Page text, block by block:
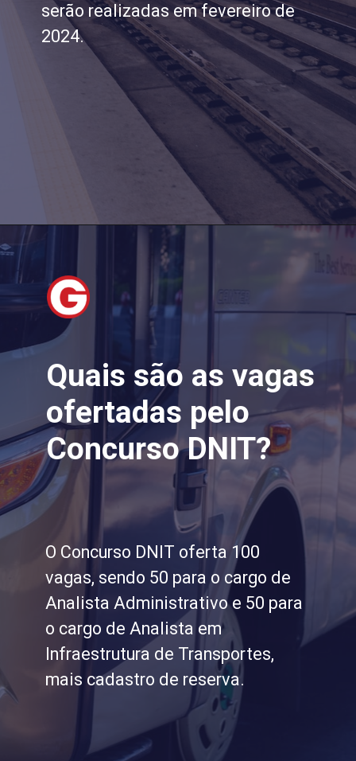
serão realizadas em fevereiro de
2024.
Quais são as vagas
ofertadas pelo
Concurso DNIT?
O Concurso DNIT oferta 100
vagas, sendo 50 para o cargo de
Analista Administrativo e 50 para
o cargo de Analista em
Infraestrutura de Transportes,
mais cadastro de reserva.